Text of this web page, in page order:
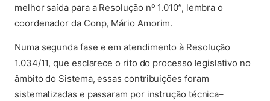
melhor saída para a Resolução nº 1.010”, lembra o
coordenador da Conp, Mário Amorim.
Numa segunda fase e em atendimento à Resolução
1.034/11, que esclarece o rito do processo legislativo no
âmbito do Sistema, essas contribuições foram
sistematizadas e passaram por instrução técnica–